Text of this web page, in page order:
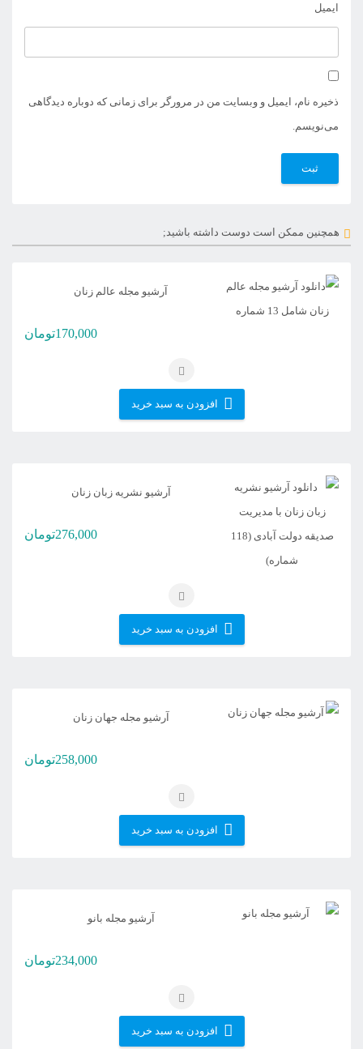
ایمیل
ذخیره نام، ایمیل و وبسایت من در مرورگر برای زمانی که دوباره دیدگاهی
می‌نویسم.
همچنین ممکن است دوست داشته باشید;
آرشیو مجله عالم زنان
170,000تومان
افزودن به سبد خرید
آرشیو نشریه زبان زنان
276,000تومان
افزودن به سبد خرید
آرشیو مجله جهان زنان
258,000تومان
افزودن به سبد خرید
آرشیو مجله بانو
234,000تومان
افزودن به سبد خرید